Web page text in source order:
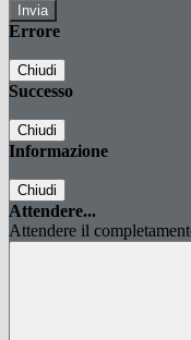
Errore
Chiudi
Successo
Chiudi
Informazione
Chiudi
Attendere...
Attendere il